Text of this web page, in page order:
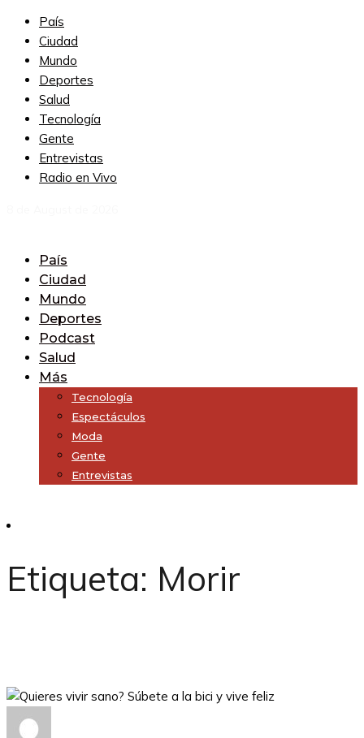
País
Ciudad
Mundo
Deportes
Salud
Tecnología
Gente
Entrevistas
Radio en Vivo
País
Ciudad
Mundo
Deportes
Podcast
Salud
Más
Tecnología
Espectáculos
Moda
Gente
Entrevistas
Etiqueta: Morir